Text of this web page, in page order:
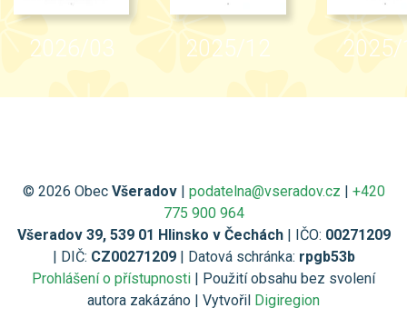
2026/03 2025/12 2025/
© 2026 Obec Všeradov| podatelna@vseradov.cz | +420
775 900 964
Všeradov 39, 539 01 Hlinsko v Čechách| IČO: 00271209
| DIČ: CZ00271209| Datová schránka: rpgb53b
Prohlášení o přístupnosti | Použití obsahu bez svolení
autora zakázáno | Vytvořil Digiregion